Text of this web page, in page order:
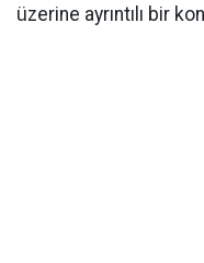
üzerine ayrıntılı bir